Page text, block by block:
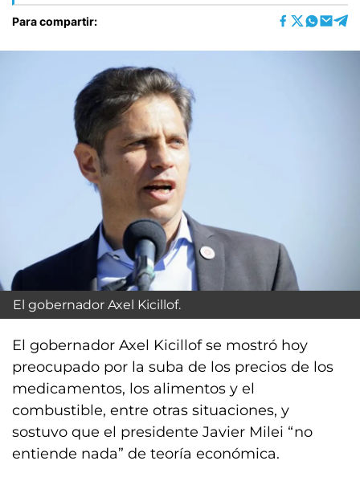
Para compartir:
El gobernador Axel Kicillof.
El gobernador Axel Kicillof se mostró hoy
preocupado por la suba de los precios de los
medicamentos, los alimentos y el
combustible, entre otras situaciones, y
sostuvo que el presidente Javier Milei “no
entiende nada” de teoría económica.